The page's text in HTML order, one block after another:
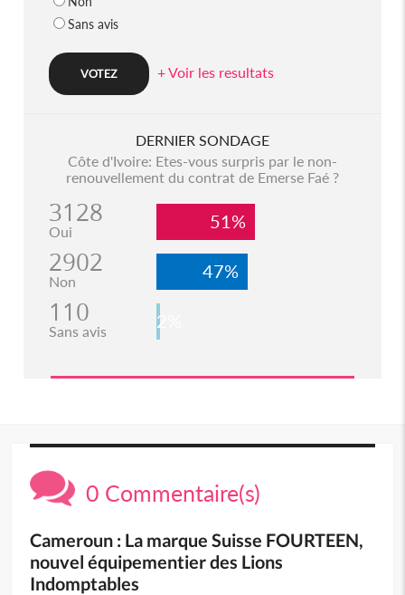
Sans avis
+ Voir les resultats
DERNIER SONDAGE
Côte d'Ivoire: Etes-vous surpris par le non-
renouvellement du contrat de Emerse Faé ?
3128
Oui 51%
2902
Non 47%
110
Sans avis 2%
0 Commentaire(s)
Cameroun : La marque Suisse FOURTEEN,
nouvel équipementier des Lions
Indomptables